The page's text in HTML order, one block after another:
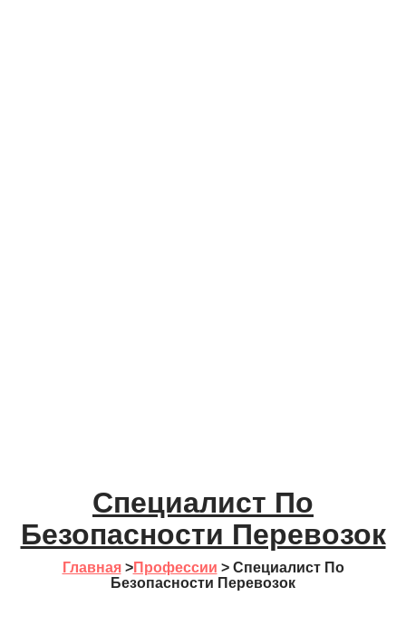
Специалист По
Безопасности Перевозок
Главная>Профессии > Специалист По
Безопасности Перевозок